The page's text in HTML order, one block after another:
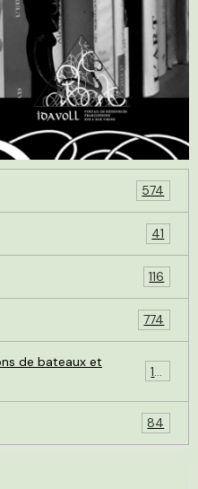
574
41
116
774
de bateaux et
119
84